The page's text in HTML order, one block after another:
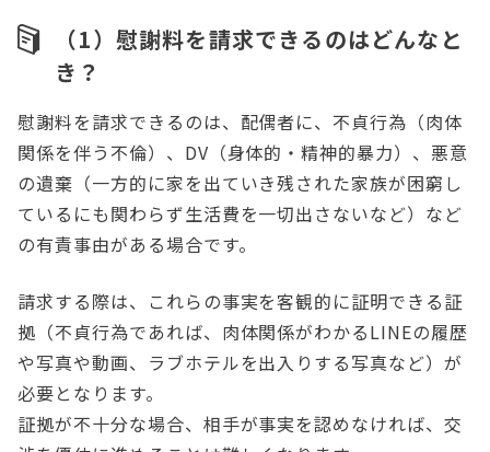
（1）慰謝料を請求できるのはどんなと
き？
慰謝料を請求できるのは、配偶者に、不貞行為（肉体
関係を伴う不倫）、DV（身体的・精神的暴力）、悪意
の遺棄（一方的に家を出ていき残された家族が困窮し
ているにも関わらず生活費を一切出さないなど）など
の有責事由がある場合です。
請求する際は、これらの事実を客観的に証明できる証
拠（不貞行為であれば、肉体関係がわかるLINEの履歴
や写真や動画、ラブホテルを出入りする写真など）が
必要となります。
証拠が不十分な場合、相手が事実を認めなければ、交